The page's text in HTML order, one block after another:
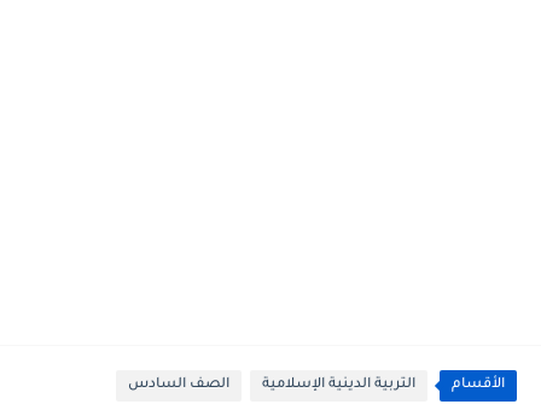
الأقسام التربية الدينية الإسلامية الصف السادس